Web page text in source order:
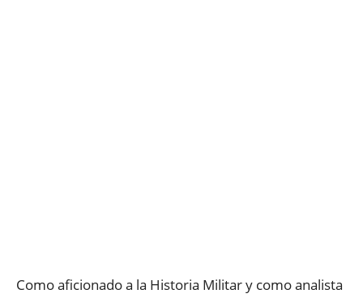
Como aficionado a la Historia Militar y como analista